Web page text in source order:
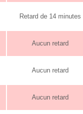
Retard de 14 minutes
Aucun retard
Aucun retard
Aucun retard